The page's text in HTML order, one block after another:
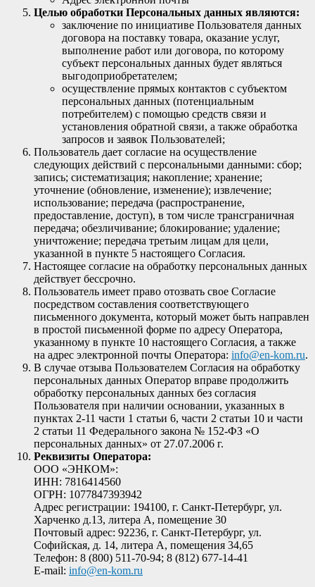
Целью обработки Персональных данных являются:
заключение по инициативе Пользователя данных
договора на поставку товара, оказание услуг,
выполнение работ или договора, по которому
субъект персональных данных будет являться
выгодоприобретателем;
осуществление прямых контактов с субъектом
персональных данных (потенциальным
потребителем) с помощью средств связи и
установления обратной связи, а также обработка
запросов и заявок Пользователей;
Пользователь дает согласие на осуществление
следующих действий с персональными данными: сбор;
запись; систематизация; накопление; хранение;
уточнение (обновление, изменение); извлечение;
использование; передача (распространение,
предоставление, доступ), в том числе трансграничная
передача; обезличивание; блокирование; удаление;
уничтожение; передача третьим лицам для цели,
указанной в пункте 5 настоящего Согласия.
Настоящее согласие на обработку персональных данных
действует бессрочно.
Пользователь имеет право отозвать свое Согласие
посредством составления соответствующего
письменного документа, который может быть направлен
в простой письменной форме по адресу Оператора,
указанному в пункте 10 настоящего Согласия, а также
на адрес электронной почты Оператора: info@en-kom.ru.
В случае отзыва Пользователем Согласия на обработку
персональных данных Оператор вправе продолжить
обработку персональных данных без согласия
Пользователя при наличии основании, указанных в
пунктах 2-11 части 1 статьи 6, части 2 статьи 10 и части
2 статьи 11 Федерального закона № 152-ФЗ «О
персональных данных» от 27.07.2006 г.
Реквизиты Оператора:
ООО «ЭНКОМ»:
ИНН: 7816414560
ОГРН: 1077847393942
Адрес регистрации: 194100, г. Санкт-Петербург, ул.
Харченко д.13, литера А, помещение 30
Почтовый адрес: 92236, г. Санкт-Петербург, ул.
Софийская, д. 14, литера А, помещения 34,65
Телефон: 8 (800) 511-70-94; 8 (812) 677-14-41
E-mail: info@en-kom.ru